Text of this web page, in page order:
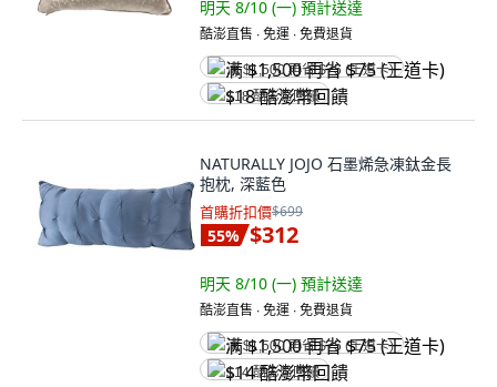
明天 8/10 (一) 預計送達
酷澎直售 ∙ 免運 ∙ 免費退貨
满 $1,500 再省 $75 (王道卡)
$18 酷澎幣回饋
NATURALLY JOJO 石墨烯急凍鈦金長
抱枕, 深藍色
首購折扣價$699
55% $312
明天 8/10 (一) 預計送達
酷澎直售 ∙ 免運 ∙ 免費退貨
满 $1,500 再省 $75 (王道卡)
$14 酷澎幣回饋